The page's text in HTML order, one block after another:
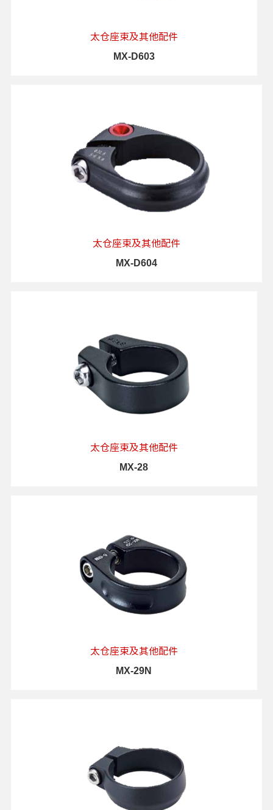
太仓座束及其他配件
MX-D603
太仓座束及其他配件
MX-D604
太仓座束及其他配件
MX-28
太仓座束及其他配件
MX-29N